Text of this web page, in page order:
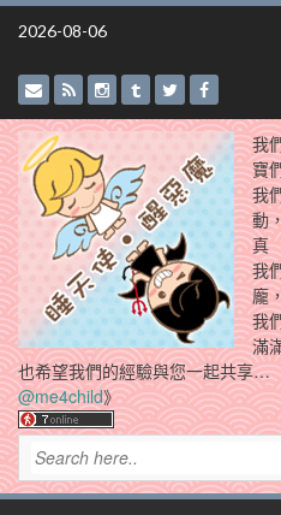
Skip
2026-08-06
我
寶
我
動
真
我
龐
我
滿
也希望我們的經驗與您一起共享…
@me4child》